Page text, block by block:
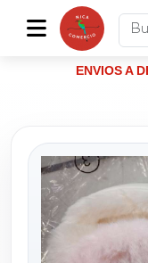
ENVIOS A